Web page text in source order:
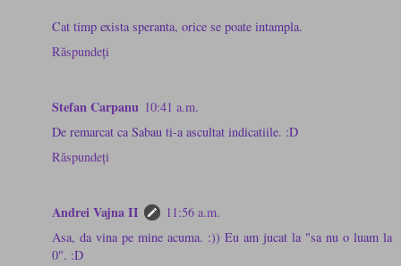
Cat timp exista speranta, orice se poate intampla.
Răspundeți
Stefan Carpanu 10:41 a.m.
De remarcat ca Sabau ti-a ascultat indicatiile. :D
Răspundeți
Andrei Vajna II
11:56 a.m.
Asa, da vina pe mine acuma. :)) Eu am jucat la "sa nu o luam la
0". :D